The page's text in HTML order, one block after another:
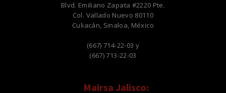
Blvd. Emiliano Zapata #2220 Pte.
Col. Vallado Nuevo 80110
Culiacán, Sinaloa, México
(667) 714-22-03 y
(667) 713-22-03
Mairsa Jalisco: